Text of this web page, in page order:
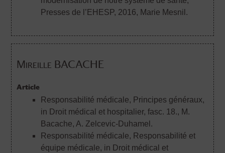
Presses de l’EHESP, 2016, Marie Mesnil.
Mireille BACACHE
Article
Responsabilité médicale, Principes généraux,
in Droit médical et hospitalier, fasc. 18., M.
Bacache, A. Zelcevic-Duhamel.
Responsabilité médicale, Responsabilité et
équipe médicale, in Droit médical et